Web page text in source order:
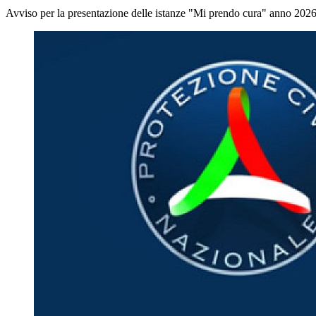
Avviso per la presentazione delle istanze "Mi prendo cura" anno 2026